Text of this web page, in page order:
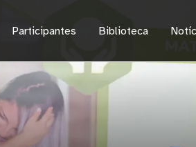
Participantes Biblioteca